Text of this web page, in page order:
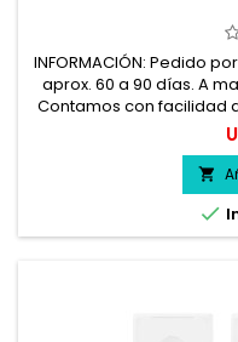
INFORMACIÓN: Pedido
aprox. 60 a 90 días. A
Contamos con facilidad
del

